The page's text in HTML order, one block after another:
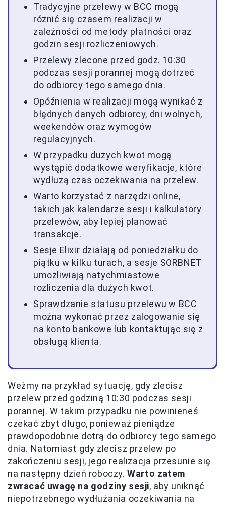
Tradycyjne przelewy w BCC mogą
różnić się czasem realizacji w
zależności od metody płatności oraz
godzin sesji rozliczeniowych.
Przelewy zlecone przed godz. 10:30
podczas sesji porannej mogą dotrzeć
do odbiorcy tego samego dnia.
Opóźnienia w realizacji mogą wynikać z
błędnych danych odbiorcy, dni wolnych,
weekendów oraz wymogów
regulacyjnych.
W przypadku dużych kwot mogą
wystąpić dodatkowe weryfikacje, które
wydłużą czas oczekiwania na przelew.
Warto korzystać z narzędzi online,
takich jak kalendarze sesji i kalkulatory
przelewów, aby lepiej planować
transakcje.
Sesje Elixir działają od poniedziałku do
piątku w kilku turach, a sesje SORBNET
umożliwiają natychmiastowe
rozliczenia dla dużych kwot.
Sprawdzanie statusu przelewu w BCC
można wykonać przez zalogowanie się
na konto bankowe lub kontaktując się z
obsługą klienta.
Weźmy na przykład sytuację, gdy zlecisz
przelew przed godziną 10:30 podczas sesji
porannej. W takim przypadku nie powinieneś
czekać zbyt długo, ponieważ pieniądze
prawdopodobnie dotrą do odbiorcy tego samego
dnia. Natomiast gdy zlecisz przelew po
zakończeniu sesji, jego realizacja przesunie się
na następny dzień roboczy.Warto zatem
zwracać uwagę na godziny sesji, aby uniknąć
niepotrzebnego wydłużania oczekiwania na